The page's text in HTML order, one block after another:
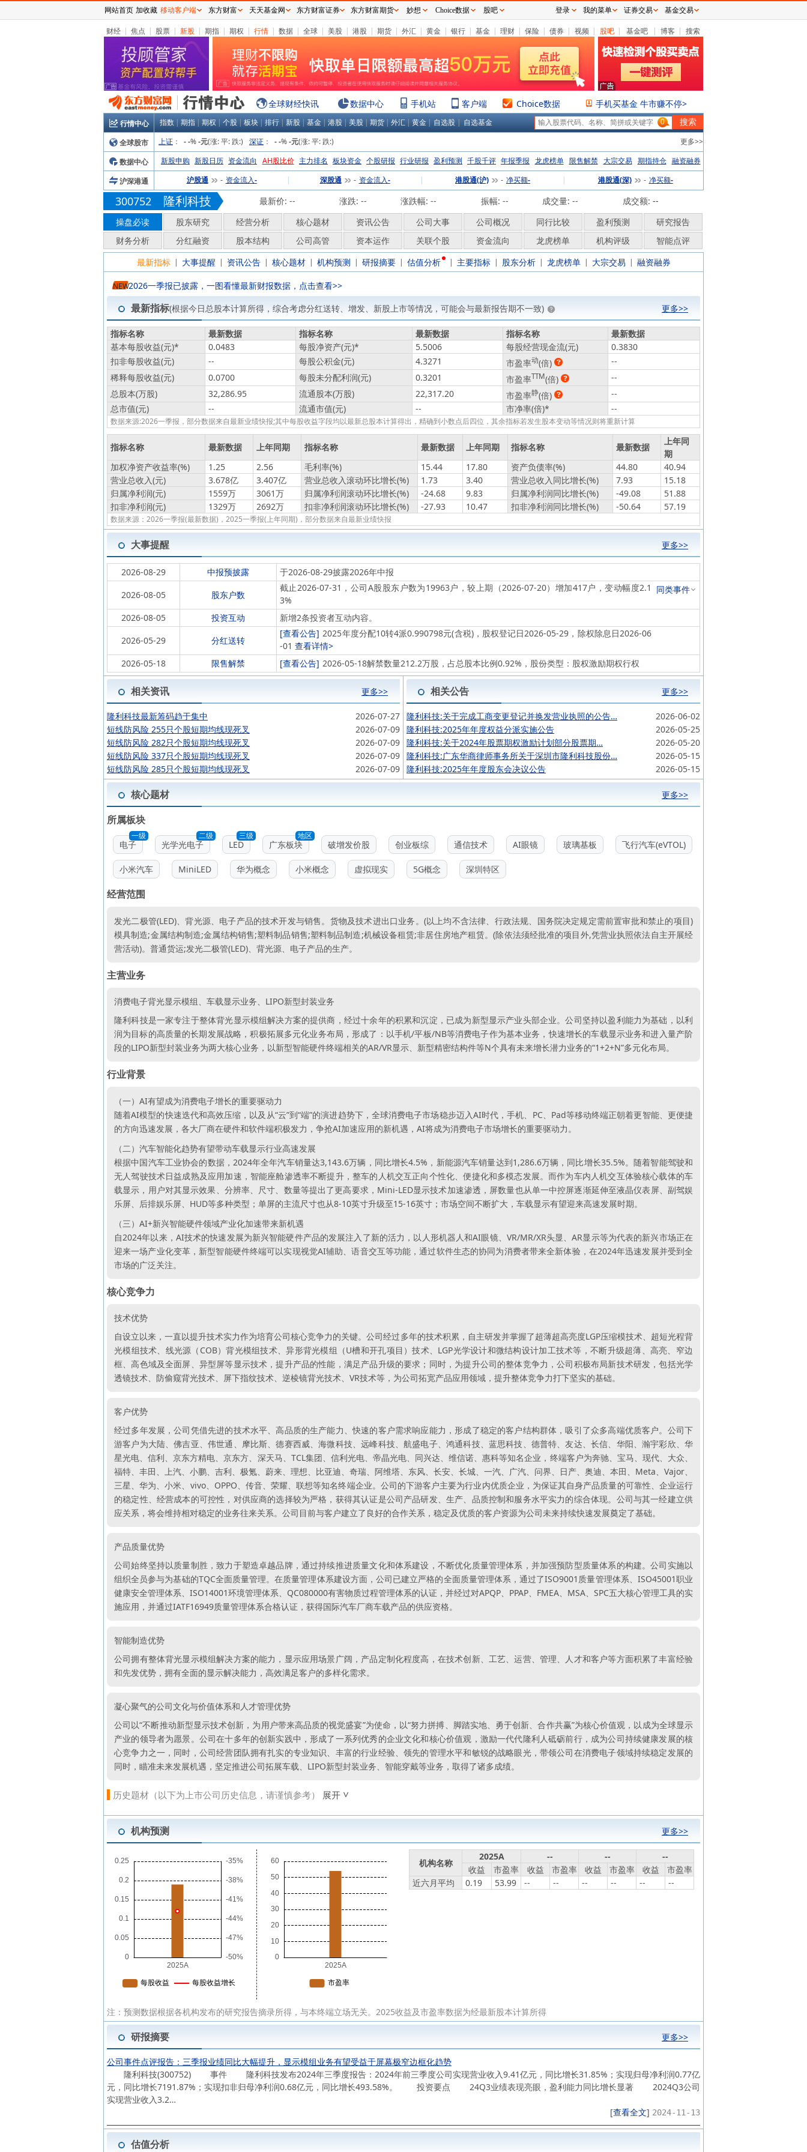
财经 | 焦点 | 股票 | 新股 | 期指 | 期权 | 行情 | 数据 | 全球 | 美股 | 港股 | 期货 | 外汇 | 黄金 | 银行 | 基金 | 理财 | 保险 | 债券 | 视频 | 股吧 | 基金吧 | 博客 | 搜索
全球财经快讯 数据中心 手机站 客户端 Choice数据 手机买基金 牛市赚不停>
行情中心 指数 | 期指 | 期权 | 个股 | 板块 | 排行 | 新股 | 基金 | 港股 | 美股 | 期货 | 外汇 | 黄金 | 自选股 | 自选基金 0
全球股市 上证 ： - -% -元(涨:平:跌:) 深证 ： - -% -元(涨:平:跌:)
更多>>
数据中心
新股申购 新股日历 资金流向 AH股比价 主力排名 板块资金 个股研报 行业研报 盈利预测 千股千评 年报季报 龙虎榜单 限售解禁 大宗交易 期指持仓 融资融券
沪深港通
沪股通 - 资金流入- | 深股通 - 资金流入- | 港股通(沪) - 净买额- | 港股通(深) - 净买额-
300752 隆利科技 最新价: -- 涨跌: -- 涨跌幅: -- 振幅: -- 成交量: -- 成交额: --
操盘必读
股东研究 经营分析 核心题材 资讯公告 公司大事 公司概况 同行比较 盈利预测
研究报告
财务分析
分红融资 股本结构 公司高管 资本运作 关联个股 资金流向 龙虎榜单 机构评级
智能点评
最新指标 | 大事提醒 | 资讯公告 | 核心题材 | 机构预测 | 研报摘要 | 估值分析 | 主要指标 | 股东分析 | 龙虎榜单 | 大宗交易 | 融资融券
NEW2026一季报已披露，一图看懂最新财报数据，点击查看>>
最新指标(根据今日总股本计算所得，综合考虑分红送转、增发、新股上市等情况，可能会与最新报告期不一致) 更多>>
指标名称 最新数据 指标名称 最新数据 指标名称
最新数据
基本每股收益(元)* 0.0483 每股净资产(元)* 5.5006 每股经营现金流(元)
0.3830
扣非每股收益(元)
-- 每股公积金(元) 4.3271 市盈率动(倍)
--
稀释每股收益(元)
0.0700 每股未分配利润(元) 0.3201 市盈率TTM(倍)
--
总股本(万股)
32,286.95 流通股本(万股) 22,317.20 市盈率静(倍)
--
总市值(元)
-- 流通市值(元) -- 市净率(倍)* --
数据来源:2026一季报，部分数据来自最新业绩快报;其中每股收益字段均以最新总股本计算得出，精确到小数点后四位，其余指标若发生股本变动等情况则将重新计算
指标名称 最新数据 上年同期 指标名称 最新数据 上年同期 指标名称 最新数据
上年同
期
加权净资产收益率(%)
1.25 2.56 毛利率(%) 15.44 17.80 资产负债率(%) 44.80
40.94
营业总收入(元)
3.678亿 3.407亿 营业总收入滚动环比增长(%) 1.73 3.40 营业总收入同比增长(%) 7.93
15.18
归属净利润(元)
1559万 3061万 归属净利润滚动环比增长(%) -24.68 9.83 归属净利润同比增长(%) -49.08
51.88
扣非净利润(元)
1329万 2692万 扣非净利润滚动环比增长(%) -27.93 10.47 扣非净利润同比增长(%) -50.64 57.19
数据来源：2026一季报(最新数据)，2025一季报(上年同期)，部分数据来自最新业绩快报
大事提醒 更多>>
2026-08-29 中报预披露
于2026-08-29披露2026年中报
2026-08-05
股东户数
截止2026-07-31，公司A股股东户数为19963户，较上期（2026-07-20）增加417户，变动幅度2.1
3%
同类事件
2026-08-05 投资互动
新增2条投资者互动内容。
2026-05-29
分红送转
[查看公告] 2025年度分配10转4派0.990798元(含税)，股权登记日2026-05-29，除权除息日2026-06
-01 查看详情>
2026-05-18
限售解禁 [查看公告] 2026-05-18解禁数量212.2万股，占总股本比例0.92%，股份类型：股权激励期权行权
相关资讯 更多>>
隆利科技最新筹码趋于集中
2026-07-27
短线防风险 255只个股短期均线现死叉
2026-07-09
短线防风险 282只个股短期均线现死叉
2026-07-09
短线防风险 337只个股短期均线现死叉
2026-07-09
短线防风险 285只个股短期均线现死叉
2026-07-09
相关公告 更多>>
隆利科技:关于完成工商变更登记并换发营业执照的公告…
2026-06-02
隆利科技:2025年年度权益分派实施公告
2026-05-25
隆利科技:关于2024年股票期权激励计划部分股票期…
2026-05-20
隆利科技:广东华商律师事务所关于深圳市隆利科技股份…
2026-05-15
隆利科技:2025年年度股东会决议公告
2026-05-15
核心题材 更多>>
所属板块
一级
电子
二级
光学光电子
三级
LED
地区
广东板块 破增发价股 创业板综 通信技术 AI眼镜 玻璃基板 飞行汽车(eVTOL)
小米汽车 MiniLED 华为概念 小米概念 虚拟现实 5G概念 深圳特区
经营范围
发光二极管(LED)、背光源、电子产品的技术开发与销售。货物及技术进出口业务。(以上均不含法律、行政法规、国务院决定规定需前置审批和禁止的项目)
模具制造;金属结构制造;金属结构销售;塑料制品销售;塑料制品制造;机械设备租赁;非居住房地产租赁。(除依法须经批准的项目外,凭营业执照依法自主开展经
营活动)。普通货运;发光二极管(LED)、背光源、电子产品的生产。
主营业务
消费电子背光显示模组、车载显示业务、LIPO新型封装业务
隆利科技是一家专注于整体背光显示模组解决方案的提供商，经过十余年的积累和沉淀，已成为新型显示产业头部企业。公司坚持以盈利能力为基础，以利
润为目标的高质量的长期发展战略，积极拓展多元化业务布局，形成了：以手机/平板/NB等消费电子作为基本业务，快速增长的车载显示业务和进入量产阶
段的LIPO新型封装业务为两大核心业务，以新型智能硬件终端相关的AR/VR显示、新型精密结构件等N个具有未来增长潜力业务的“1+2+N”多元化布局。
行业背景
（一）AI有望成为消费电子增长的重要驱动力
随着AI模型的快速迭代和高效压缩，以及从“云”到“端”的演进趋势下，全球消费电子市场稳步迈入AI时代，手机、PC、Pad等移动终端正朝着更智能、更便捷
的方向迅速发展，各大厂商在硬件和软件端积极发力，争抢AI加速应用的新机遇，AI将成为消费电子市场增长的重要驱动力。
（二）汽车智能化趋势有望带动车载显示行业高速发展
根据中国汽车工业协会的数据，2024年全年汽车销量达3,143.6万辆，同比增长4.5%，新能源汽车销量达到1,286.6万辆，同比增长35.5%。随着智能驾驶和
无人驾驶技术日益成熟及应用加速，智能座舱渗透率不断提升，整车的人机交互正向个性化、便捷化和多模态发展。而作为车内人机交互体验核心载体的车
载显示，用户对其显示效果、分辨率、尺寸、数量等提出了更高要求，Mini-LED显示技术加速渗透，屏数量也从单一中控屏逐渐延伸至液晶仪表屏、副驾娱
乐屏、后排娱乐屏、HUD等多种类型；单屏的主流尺寸也从8-10英寸升级至15-16英寸；市场空间不断扩大，车载显示有望迎来高速发展时期。
（三）AI+新兴智能硬件领域产业化加速带来新机遇
自2024年以来，AI技术的快速发展为新兴智能硬件产品的发展注入了新的活力，以人形机器人和AI眼镜、VR/MR/XR头显、AR显示等为代表的新兴市场正在
迎来一场产业化变革，新型智能硬件终端可以实现视觉AI辅助、语音交互等功能，通过软件生态的协同为消费者带来全新体验，在2024年迅速发展并受到全
市场的广泛关注。
核心竞争力
技术优势
自设立以来，一直以提升技术实力作为培育公司核心竞争力的关键。公司经过多年的技术积累，自主研发并掌握了超薄超高亮度LGP压缩模技术、超短光程背
光模组技术、线光源（COB）背光模组技术、异形背光模组（U槽和开孔项目）技术、LGP光学设计和微结构设计加工技术等，不断升级超薄、高亮、窄边
框、高色域及全面屏、异型屏等显示技术，提升产品的性能，满足产品升级的要求；同时，为提升公司的整体竞争力，公司积极布局新技术研发，包括光学
透镜技术、防偷窥背光技术、屏下指纹技术、逆棱镜背光技术、VR技术等，为公司拓宽产品应用领域，提升整体竞争力打下坚实的基础。
客户优势
经过多年发展，公司凭借先进的技术水平、高品质的生产能力、快速的客户需求响应能力，形成了稳定的客户结构群体，吸引了众多高端优质客户。公司下
游客户为大陆、佛吉亚、伟世通、摩比斯、德赛西威、海微科技、远峰科技、航盛电子、鸿通科技、蓝思科技、德普特、友达、长信、华阳、瀚宇彩欣、华
星光电、信利、京东方精电、京东方、深天马、TCL集团、信利光电、帝晶光电、同兴达、维信诺、惠科等知名企业，终端客户为奔驰、宝马、现代、大众、
福特、丰田、上汽、小鹏、吉利、极氪、蔚来、理想、比亚迪、奇瑞、阿维塔、东风、长安、长城、一汽、广汽、问界、日产、奥迪、本田、Meta、Vajor、
三星、华为、小米、vivo、OPPO、传音、荣耀、联想等知名终端企业。公司的下游客户主要为行业内优质企业，为保证其自身产品质量的可靠性、企业运行
的稳定性、经营成本的可控性，对供应商的选择较为严格，获得其认证是公司产品研发、生产、品质控制和服务水平实力的综合体现。公司与其一经建立供
应关系，将会维持相对稳定的业务往来关系。公司目前与客户建立了良好的合作关系，稳定及优质的客户资源为公司未来持续快速发展奠定了基础。
产品质量优势
公司始终坚持以质量制胜，致力于塑造卓越品牌，通过持续推进质量文化和体系建设，不断优化质量管理体系，并加强预防型质量体系的构建。公司实施以
组织全员参与为基础的TQC全面质量管理。在质量管理体系建设方面，公司已建立严格的全面质量管理体系，通过了ISO9001质量管理体系、ISO45001职业
健康安全管理体系、ISO14001环境管理体系、QC080000有害物质过程管理体系的认证，并经过对APQP、PPAP、FMEA、MSA、SPC五大核心管理工具的实
施应用，并通过IATF16949质量管理体系合格认证，获得国际汽车厂商车载产品的供应资格。
智能制造优势
公司拥有整体背光显示模组解决方案的能力，显示应用场景广阔，产品定制化程度高，在技术创新、工艺、运营、管理、人才和客户等方面积累了丰富经验
和先发优势，拥有全面的显示解决能力，高效满足客户的多样化需求。
凝心聚气的公司文化与价值体系和人才管理优势
公司以“不断推动新型显示技术创新，为用户带来高品质的视觉盛宴”为使命，以“努力拼搏、脚踏实地、勇于创新、合作共赢”为核心价值观，以成为全球显示
产业的领导者为愿景。公司在十多年的创新实践中，形成了一系列优秀的企业文化和核心价值观，激励一代代隆利人砥砺前行，成为公司持续健康发展的核
心竞争力之一，同时，公司经营团队拥有扎实的专业知识、丰富的行业经验、领先的管理水平和敏锐的战略眼光，带领公司在消费电子领域持续稳定发展的
同时，瞄准未来发展机遇，坚定推进公司拓展车载、LIPO新型封装业务、智能穿戴等业务，取得了诸多成绩。
历史题材（以下为上市公司历史信息，请谨慎参考） 展开
机构预测 更多>>
机构名称
2025A -- --
--
收益
市盈率 收益 市盈率 收益 市盈率 收益
市盈率
近六月平均
0.19 53.99 -- -- -- -- -- --
注：预测数据根据各机构发布的研究报告摘录所得，与本终端立场无关。2025收益及市盈率数据为经最新股本计算所得
研报摘要 更多>>
公司事件点评报告：三季报业绩同比大幅提升，显示模组业务有望受益于屏幕极窄边框化趋势
隆利科技(300752) 事件 隆利科技发布2024年三季度报告：2024年前三季度公司实现营业收入9.41亿元，同比增长31.85%；实现归母净利润0.77亿
元，同比增长7191.87%；实现扣非归母净利润0.68亿元，同比增长493.58%。 投资要点 24Q3业绩表现亮眼，盈利能力同比增长显著 2024Q3公司
实现营业收入3.2…
[查看全文] 2024-11-13
估值分析
网站首页 加收藏 移动客户端 东方财富 天天基金网 东方财富证券 东方财富期货 妙想 Choice数据 股吧 登录 我的菜单 证券交易 基金交易